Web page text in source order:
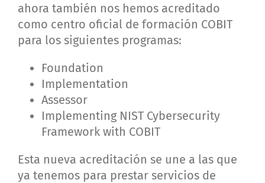
ahora también nos hemos acreditado
como centro oficial de formación COBIT
para los siguientes programas:
Foundation
Implementation
Assessor
Implementing NIST Cybersecurity
Framework with COBIT
Esta nueva acreditación se une a las que
ya tenemos para prestar servicios de